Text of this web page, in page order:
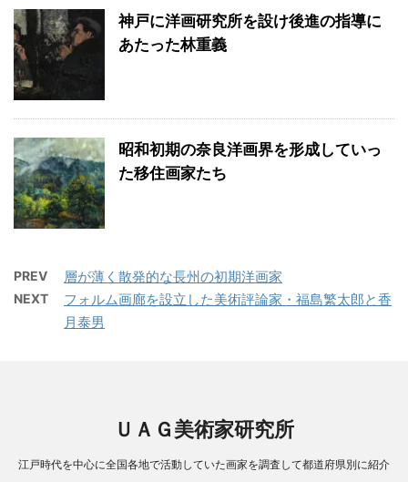
神戸に洋画研究所を設け後進の指導に
あたった林重義
昭和初期の奈良洋画界を形成していっ
た移住画家たち
PREV 層が薄く散発的な長州の初期洋画家
NEXT
フォルム画廊を設立した美術評論家・福島繁太郎と香
月泰男
ＵＡＧ美術家研究所
江戸時代を中心に全国各地で活動していた画家を調査して都道府県別に紹介